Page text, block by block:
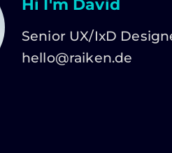
Hi I'm David
Senior UX/IxD
hello@raiken.de